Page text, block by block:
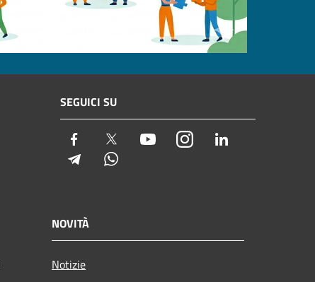
SEGUICI SU
Facebook Twitter YoutubeInstagram
Telegram
NOVITÀ
Notizie